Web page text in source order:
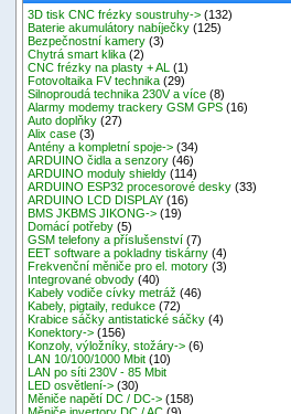
3D tisk CNC frézky soustruhy-> (132)
Baterie akumulátory nabíječky (125)
Bezpečnostní kamery (3)
Chytrá smart klika (2)
CNC frézky na plasty + AL
(1)
Fotovoltaika FV technika (29)
Silnoproudá technika 230V a více (8)
Alarmy modemy trackery GSM GPS (16)
Auto doplňky (27)
Alix case (3)
Antény a kompletní spoje-> (34)
ARDUINO čidla a senzory (46)
ARDUINO moduly shieldy (114)
ARDUINO ESP32 procesorové desky (33)
ARDUINO LCD DISPLAY (16)
BMS JKBMS JIKONG-> (19)
Domácí potřeby (5)
GSM telefony a příslušenství (7)
EET software a pokladny tiskárny (4)
Frekvenční měniče pro el. motory (3)
Integrované obvody (40)
Kabely vodiče cívky metráž (46)
Kabely, pigtaily, redukce (72)
Krabice sáčky antistatické sáčky (4)
Konektory-> (156)
Konzoly, výložníky, stožáry-> (6)
LAN 10/100/1000 Mbit (10)
LAN po síti 230V - 85 Mbit
LED osvětlení-> (30)
Měniče napětí DC / DC-> (158)